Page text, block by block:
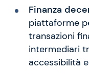
Finanza
piattaforme
transazioni
intermediari
accessibilità